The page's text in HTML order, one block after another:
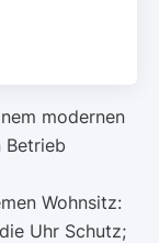
modernen
Betrieb
Wohnsitz:
Uhr Schutz;